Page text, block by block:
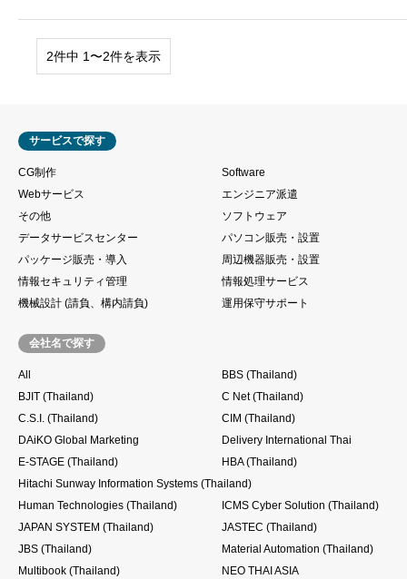
2件中 1〜2件を表示
サービスで探す
CG制作
Software
Webサービス
エンジニア派遣
その他
ソフトウェア
データサービスセンター
パソコン販売・設置
パッケージ販売・導入
周辺機器販売・設置
情報セキュリティ管理
情報処理サービス
機械設計 (請負、構内請負)
運用保守サポート
会社名で探す
All
BBS (Thailand)
BJIT (Thailand)
C Net (Thailand)
C.S.I. (Thailand)
CIM (Thailand)
DAiKO Global Marketing
Delivery International Thai
E-STAGE (Thailand)
HBA (Thailand)
Hitachi Sunway Information Systems (Thailand)
Human Technologies (Thailand)
ICMS Cyber Solution (Thailand)
JAPAN SYSTEM (Thailand)
JASTEC (Thailand)
JBS (Thailand)
Material Automation (Thailand)
Multibook (Thailand)
NEO THAI ASIA